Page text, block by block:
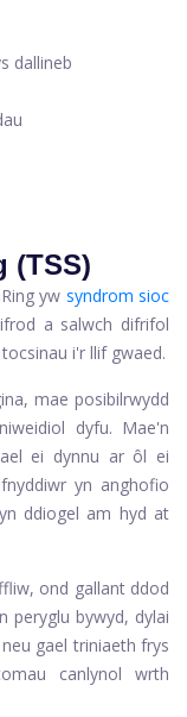
dallineb
(TSS)
yw syndrom sioc
a salwch difrifol
i'r llif gwaed.
mae posibilrwydd
dyfu. Mae'n
ei dynnu ar ôl ei
yn anghofio
ddiogel am hyd at
ond gallant ddod
peryglu bywyd, dylai
gael triniaeth frys
canlynol wrth